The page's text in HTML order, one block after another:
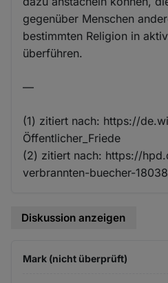
gegenüber Menschen
bestimmten Religion in
überführen.
—
(1) zitiert nach: https://
Öffentlicher_Friede
(2) zitiert nach: https://
verbrannten-buecher-18038
Diskussion anzeigen
Mark (nicht überprüft)